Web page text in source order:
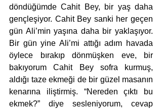
döndüğümde Cahit Bey, bir yaş daha
gençleşiyor. Cahit Bey sanki her geçen
gün Ali’min yaşına daha bir yaklaşıyor.
Bir gün yine Ali’mi attığı adım havada
öylece bırakıp dönmüşken eve, bir
bakıyorum Cahit Bey sofra kurmuş,
aldığı taze ekmeği de bir güzel masanın
kenarına iliştirmiş. “Nereden çıktı bu
ekmek?” diye sesleniyorum, cevap